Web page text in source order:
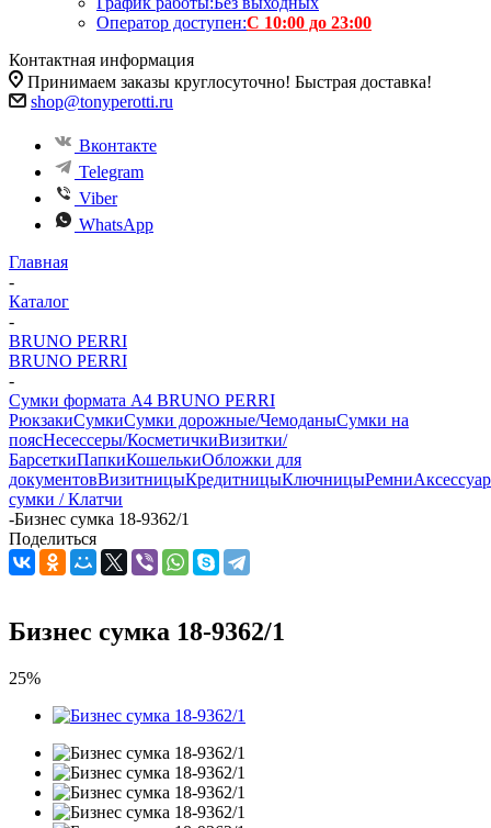
Оператор доступен:С 10:00 до 23:00
Контактная информация
Принимаем заказы круглосуточно! Быстрая доставка!
shop@tonyperotti.ru
Вконтакте
Telegram
Viber
WhatsApp
Главная
-
Каталог
-
BRUNO PERRI
BRUNO PERRI
-
Сумки формата А4 BRUNO PERRI
РюкзакиСумкиСумки дорожные/ЧемоданыСумки на
поясНесессеры/КосметичкиВизитки/
БарсеткиПапкиКошелькиОбложки для
документовВизитницыКредитницыКлючницыРемни
сумки / Клатчи
-Бизнес сумка 18-9362/1
Поделиться
Бизнес сумка 18-9362/1
25%